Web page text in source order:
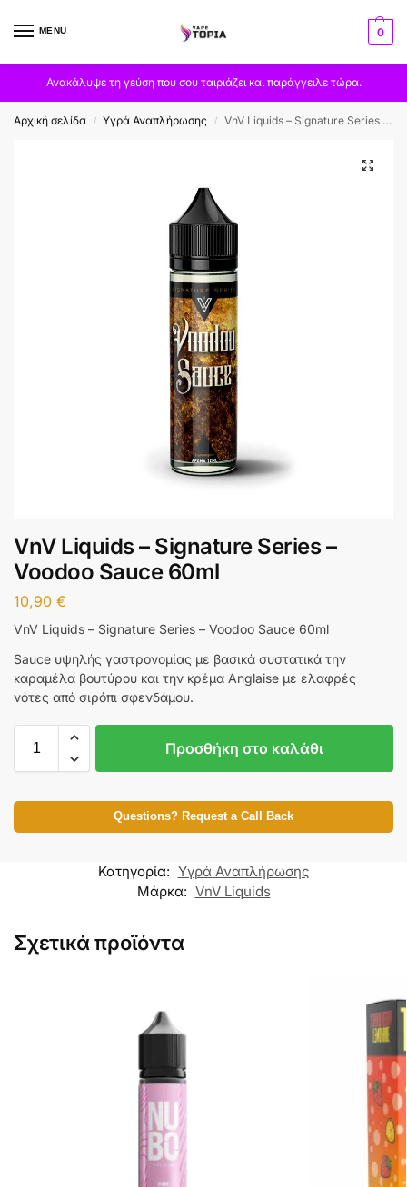
MENU 0
Ανακάλυψε τη γεύση που σου ταιριάζει και παράγγειλε τώρα.
Αρχική σελίδα / Υγρά Αναπλήρωσης / VnV Liquids – Signature Series – Voodoo Sauce 60ml
VnV Liquids – Signature Series –
Voodoo Sauce 60ml
10,90 €
VnV Liquids – Signature Series – Voodoo Sauce 60ml
Sauce υψηλής γαστρονομίας με βασικά συστατικά την
καραμέλα βουτύρου και την κρέμα Αnglaise με ελαφρές
νότες από σιρόπι σφενδάμου.
Προσθήκη στο καλάθι
Questions? Request a Call Back
Κατηγορία: Υγρά Αναπλήρωσης
Μάρκα: VnV Liquids
Σχετικά προϊόντα